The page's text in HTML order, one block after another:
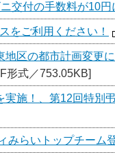
交付の手数料が10円
をご利用ください！
地区の都市計画変
形式／753.05KB]
実施！、第12回特
みらいトップチーム